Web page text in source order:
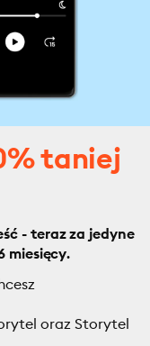
taniej
- teraz za jedyne
miesięcy.
oraz Storytel